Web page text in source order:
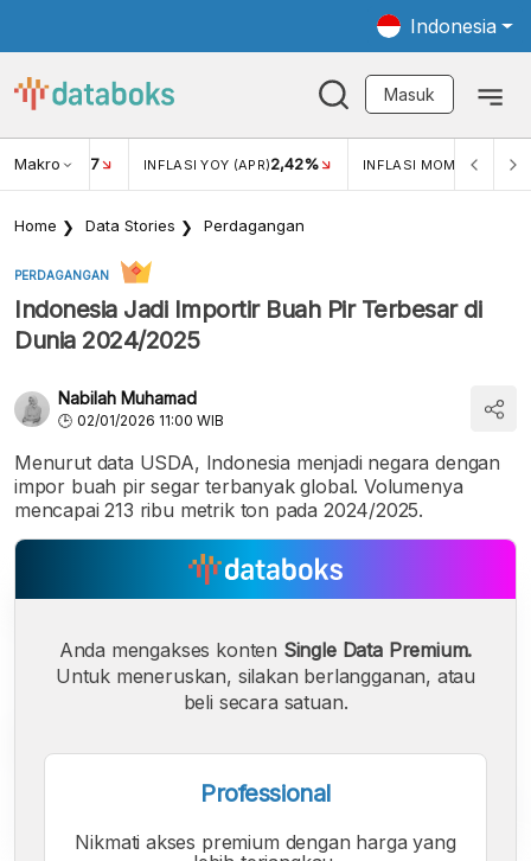
Indonesia
Masuk
Makro
USD/IDR 17 INFLASI YOY (APR)2,42% INFLASI MOM (MAR)
Home Data Stories Perdagangan
PERDAGANGAN
Indonesia Jadi Importir Buah Pir Terbesar di
Dunia 2024/2025
Nabilah Muhamad
02/01/2026 11:00 WIB
Menurut data USDA, Indonesia menjadi negara dengan
impor buah pir segar terbanyak global. Volumenya
mencapai 213 ribu metrik ton pada 2024/2025.
Anda mengakses konten Single Data Premium.
Untuk meneruskan, silakan berlangganan, atau
beli secara satuan.
Professional
Nikmati akses premium dengan harga yang